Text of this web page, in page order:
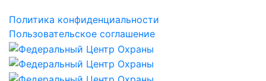
Политика конфиденциальности
Пользовательское соглашение